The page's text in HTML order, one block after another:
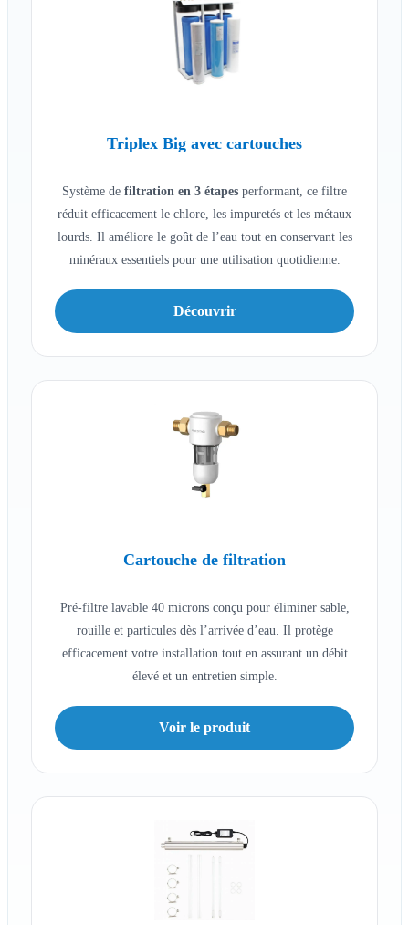
Triplex Big avec cartouches
Système de filtration en 3 étapes performant, ce filtre
réduit efficacement le chlore, les impuretés et les métaux
lourds. Il améliore le goût de l’eau tout en conservant les
minéraux essentiels pour une utilisation quotidienne.
Découvrir
Cartouche de filtration
Pré-filtre lavable 40 microns conçu pour éliminer sable,
rouille et particules dès l’arrivée d’eau. Il protège
efficacement votre installation tout en assurant un débit
élevé et un entretien simple.
Voir le produit